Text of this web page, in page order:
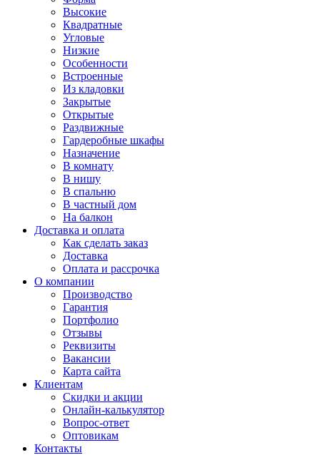
Высокие
Квадратные
Угловые
Низкие
Особенности
Встроенные
Из кладовки
Закрытые
Открытые
Раздвижные
Гардеробные шкафы
Назначение
В комнату
В нишу
В спальню
В частный дом
На балкон
Доставка и оплата
Как сделать заказ
Доставка
Оплата и рассрочка
О компании
Производство
Гарантия
Портфолио
Отзывы
Реквизиты
Вакансии
Карта сайта
Клиентам
Скидки и акции
Онлайн-калькулятор
Вопрос-ответ
Оптовикам
Контакты